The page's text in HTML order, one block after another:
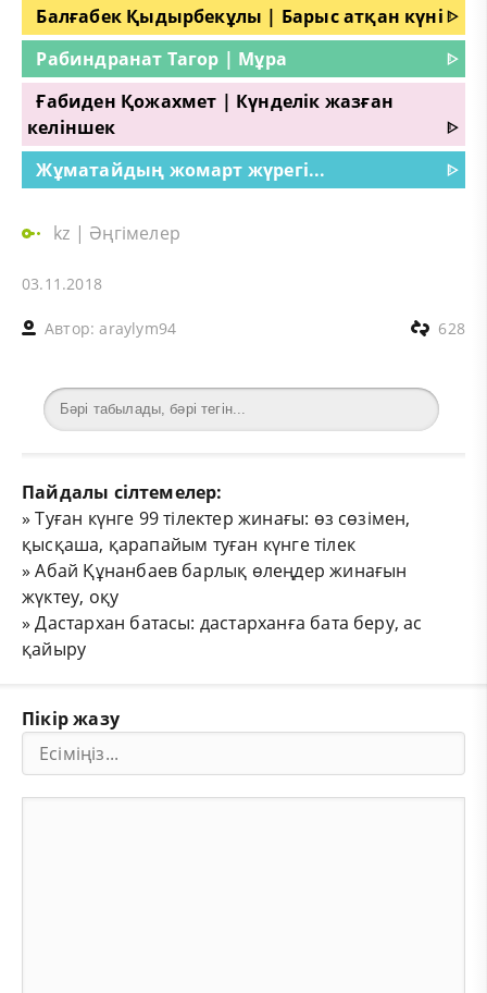
Балғабек Қыдырбекұлы | Барыс атқан күніᐈ
Рабиндранат Тагор | Мұра
ᐈ
Ғабиден Қожахмет | Күнделік жазған
келіншек
ᐈ
Жұматайдың жомарт жүрегі...
ᐈ
kz | Әңгімелер
03.11.2018
Автор:araylym94 628
Пайдалы сілтемелер:
»Туған күнге 99 тілектер жинағы: өз сөзімен,
қысқаша, қарапайым туған күнге тілек
»Абай Құнанбаев барлық өлеңдер жинағын
жүктеу, оқу
»Дастархан батасы: дастарханға бата беру, ас
қайыру
Пікір жазу